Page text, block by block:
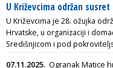
U Križevcima održan
U Križevcima je 28. ožujka
Hrvatske, u organizaciji i
Središnjicom i pod
07.11.2025. Ogranak Matice